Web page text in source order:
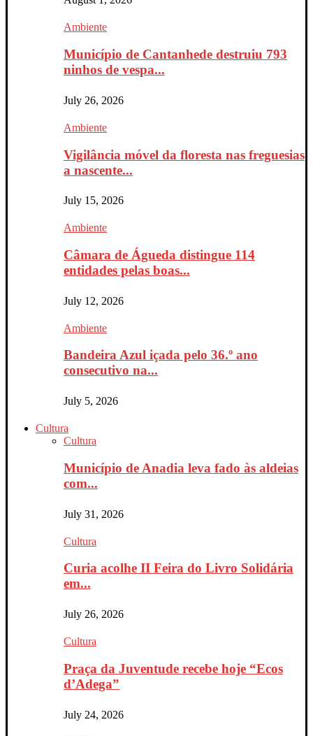
Ambiente
Município de Cantanhede destruiu 793
ninhos de vespa...
July 26, 2026
Ambiente
Vigilância móvel da floresta nas freguesias
a nascente...
July 15, 2026
Ambiente
Câmara de Águeda distingue 114
entidades pelas boas...
July 12, 2026
Ambiente
Bandeira Azul içada pelo 36.º ano
consecutivo na...
July 5, 2026
Cultura
Cultura
Município de Anadia leva fado às aldeias
com...
July 31, 2026
Cultura
Curia acolhe II Feira do Livro Solidária
em...
July 26, 2026
Cultura
Praça da Juventude recebe hoje “Ecos
d’Adega”
July 24, 2026